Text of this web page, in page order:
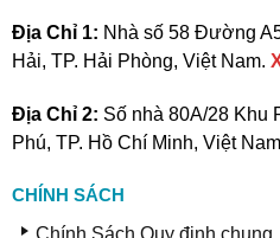
Địa Chỉ 1: Nhà số 58 Đường
Hải, TP. Hải Phòng, Việt Nam.
Địa Chỉ 2: Số nhà 80A/28 Khu
Phú, TP. Hồ Chí Minh, Việt
CHÍNH SÁCH
Chính Sách Quy định chung